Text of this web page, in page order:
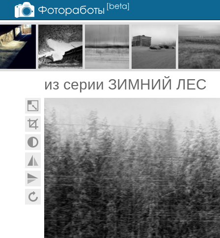
из серии ЗИМНИЙ ЛЕС